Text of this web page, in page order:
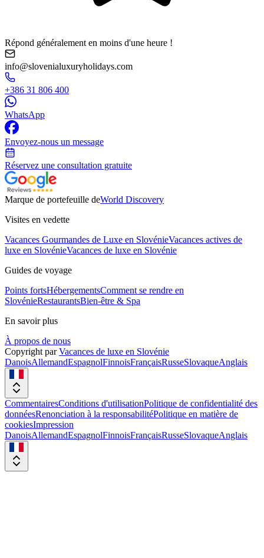
Répond généralement en moins d'une heure !
info@slovenialuxuryholidays.com
+386 31 806 400
WhatsApp
Envoyez-nous un message
Réservez une consultation gratuite
Marque de portefeuille deWorld Discovery
Visites en vedette
Vacances Gourmandes de Luxe en SlovénieVacances actives de
luxe en SlovénieVacances de luxe en Slovénie
Guides de voyage
Points fortsHébergementsComment se rendre en
SlovénieRestaurantsBien-être & Spa
En savoir plus
À propos de nous
Copyright par Vacances de luxe en Slovénie
DanoisAllemandEspagnolFinnoisFrançaisRusseSlovaqueAnglais
CommentairesConditions d'utilisationPolitique de confidentialité des
donnéesRenonciation à la responsabilitéPolitique en matière de
cookiesImpression
DanoisAllemandEspagnolFinnoisFrançaisRusseSlovaqueAnglais